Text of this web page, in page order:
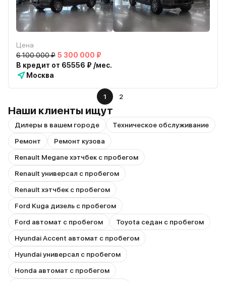
Цена
6 100 000 ₽ 5 300 000 ₽
В кредит от 65556 ₽ /мес.
Москва
1 2
Наши клиенты ищут
Дилеры в вашем городе
Техническое обслуживание
Ремонт
Ремонт кузова
Renault Megane хэтчбек с пробегом
Renault универсал с пробегом
Renault хэтчбек с пробегом
Ford Kuga дизель с пробегом
Ford автомат с пробегом
Toyota седан с пробегом
Hyundai Accent автомат с пробегом
Hyundai универсал с пробегом
Honda автомат с пробегом